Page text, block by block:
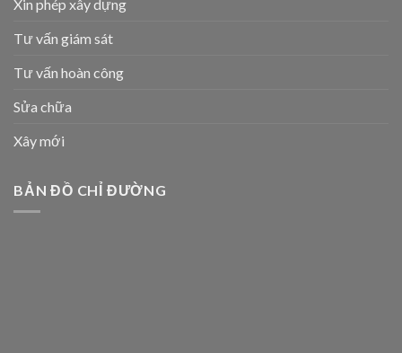
Xin phép xây dựng
Tư vấn giám sát
Tư vấn hoàn công
Sửa chữa
Xây mới
BẢN ĐỒ CHỈ ĐƯỜNG